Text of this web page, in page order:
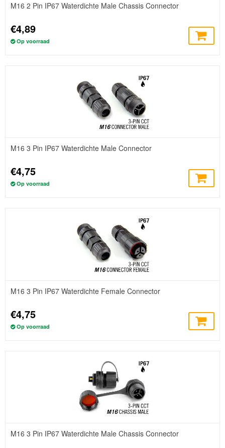
M16 2 Pin IP67 Waterdichte Male Chassis Connector
€4,89
Op voorraad
M16 3 Pin IP67 Waterdichte Male Connector
€4,75
Op voorraad
M16 3 Pin IP67 Waterdichte Female Connector
€4,75
Op voorraad
M16 3 Pin IP67 Waterdichte Male Chassis Connector